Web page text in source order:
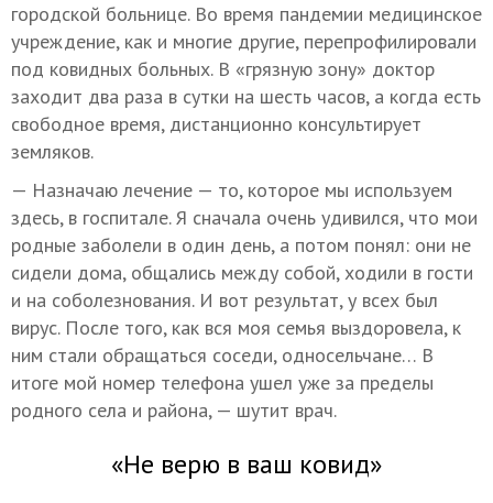
городской больнице. Во время пандемии медицинское
учреждение, как и многие другие, перепрофилировали
под ковидных больных. В «грязную зону» доктор
заходит два раза в сутки на шесть часов, а когда есть
свободное время, дистанционно консультирует
земляков.
— Назначаю лечение — то, которое мы используем
здесь, в госпитале. Я сначала очень удивился, что мои
родные заболели в один день, а потом понял: они не
сидели дома, общались между собой, ходили в гости
и на соболезнования. И вот результат, у всех был
вирус. После того, как вся моя семья выздоровела, к
ним стали обращаться соседи, односельчане… В
итоге мой номер телефона ушел уже за пределы
родного села и района, — шутит врач.
«Не верю в ваш ковид»